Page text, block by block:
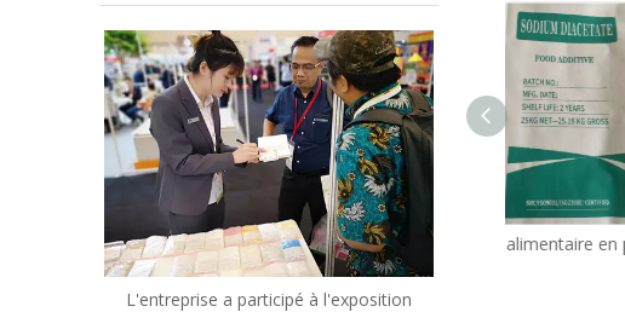
L'entreprise a participé à l'exposition